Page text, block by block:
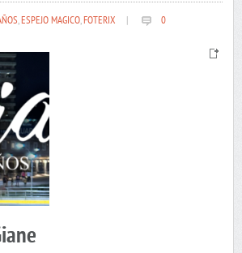
,ESPEJO MAGICO,FOTERIX 0